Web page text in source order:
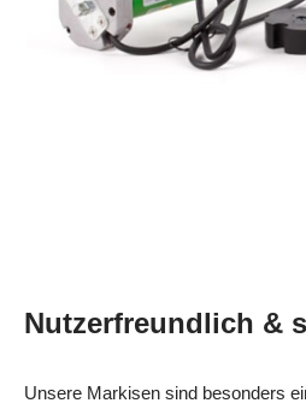
Nutzerfreundlich &
Unsere Markisen sind besonders